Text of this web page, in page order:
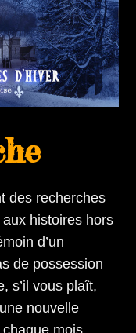
des recherches
histoires hors
d’un
de possession
s’il vous plaît,
nouvelle